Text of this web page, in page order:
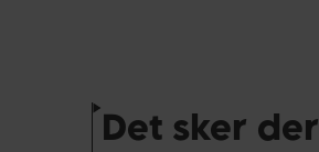
Det sker der